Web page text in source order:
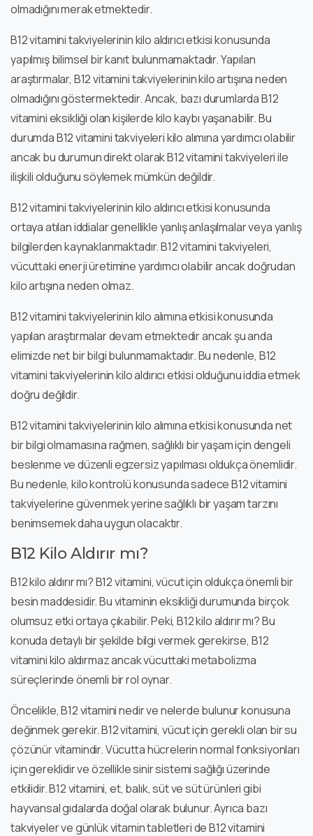
olmadığını merak etmektedir.
B12 vitamini takviyelerinin kilo aldırıcı etkisi konusunda
yapılmış bilimsel bir kanıt bulunmamaktadır. Yapılan
araştırmalar, B12 vitamini takviyelerinin kilo artışına neden
olmadığını göstermektedir. Ancak, bazı durumlarda B12
vitamini eksikliği olan kişilerde kilo kaybı yaşanabilir. Bu
durumda B12 vitamini takviyeleri kilo alımına yardımcı olabilir
ancak bu durumun direkt olarak B12 vitamini takviyeleri ile
ilişkili olduğunu söylemek mümkün değildir.
B12 vitamini takviyelerinin kilo aldırıcı etkisi konusunda
ortaya atılan iddialar genellikle yanlış anlaşılmalar veya yanlış
bilgilerden kaynaklanmaktadır. B12 vitamini takviyeleri,
vücuttaki enerji üretimine yardımcı olabilir ancak doğrudan
kilo artışına neden olmaz.
B12 vitamini takviyelerinin kilo alımına etkisi konusunda
yapılan araştırmalar devam etmektedir ancak şu anda
elimizde net bir bilgi bulunmamaktadır. Bu nedenle, B12
vitamini takviyelerinin kilo aldırıcı etkisi olduğunu iddia etmek
doğru değildir.
B12 vitamini takviyelerinin kilo alımına etkisi konusunda net
bir bilgi olmamasına rağmen, sağlıklı bir yaşam için dengeli
beslenme ve düzenli egzersiz yapılması oldukça önemlidir.
Bu nedenle, kilo kontrolü konusunda sadece B12 vitamini
takviyelerine güvenmek yerine sağlıklı bir yaşam tarzını
benimsemek daha uygun olacaktır.
B12 Kilo Aldırır mı?
B12 kilo aldırır mı? B12 vitamini, vücut için oldukça önemli bir
besin maddesidir. Bu vitaminin eksikliği durumunda birçok
olumsuz etki ortaya çıkabilir. Peki, B12 kilo aldırır mı? Bu
konuda detaylı bir şekilde bilgi vermek gerekirse, B12
vitamini kilo aldırmaz ancak vücuttaki metabolizma
süreçlerinde önemli bir rol oynar.
Öncelikle, B12 vitamini nedir ve nelerde bulunur konusuna
değinmek gerekir. B12 vitamini, vücut için gerekli olan bir su
çözünür vitamindir. Vücutta hücrelerin normal fonksiyonları
için gereklidir ve özellikle sinir sistemi sağlığı üzerinde
etkilidir. B12 vitamini, et, balık, süt ve süt ürünleri gibi
hayvansal gıdalarda doğal olarak bulunur. Ayrıca bazı
takviyeler ve günlük vitamin tabletleri de B12 vitamini